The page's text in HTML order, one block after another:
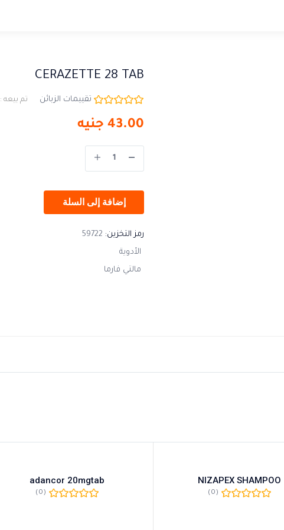
CERAZETTE 28 TAB
تقييمات الزبائن تم بيعه :
43.00 جنيه
إضافة إلى السلة
رمز التخزين: 59722
الأدوية
مالتي فارما
NIZAPEX SHAMPOO
(0)
adancor 20mgtab
(0)